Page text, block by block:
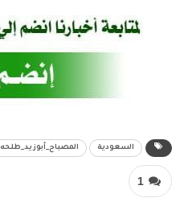
السعودية المصباح_أبوزيد_طلحه
1